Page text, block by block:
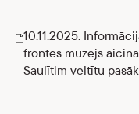
10.11.2025.
frontes muzejs
Saulītim veltītu